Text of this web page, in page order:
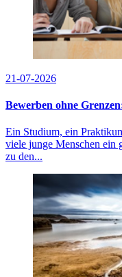
21-07-2026
Bewerben ohne
Ein Studium, ein
viele junge Menschen ein
zu den...